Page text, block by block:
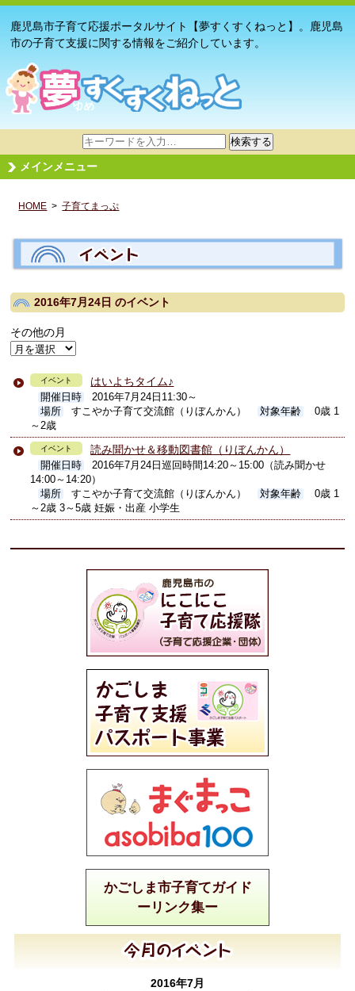
鹿児島市子育て応援ポータルサイト【夢すくすくねっと】。鹿児島
市の子育て支援に関する情報をご紹介しています。
サ
イ
ト
検
検索する
メインメニュー
HOME >子育てまっぷ
2016年7月24日のイベント
その他の月
イベント はいよちタイム♪
開催日時
2016年7月24日11:30～
場所
すこやか子育て交流館（りぼんかん） 対象年齢
0歳 1
～2歳
イベント 読み聞かせ＆移動図書館（りぼんかん）
開催日時
2016年7月24日巡回時間14:20～15:00（読み聞かせ
14:00～14:20）
場所
すこやか子育て交流館（りぼんかん） 対象年齢
0歳 1
～2歳 3～5歳 妊娠・出産 小学生
かごしま市子育てガイド
ーリンク集ー
2016年7月